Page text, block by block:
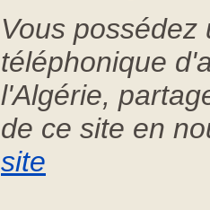
Vous possédez
téléphonique
l'Algérie,
de ce site en
site